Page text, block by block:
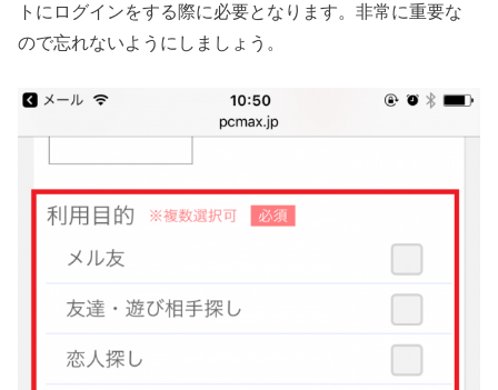
トにログインをする際に必要となります。非常に重要な
ので忘れないようにしましょう。